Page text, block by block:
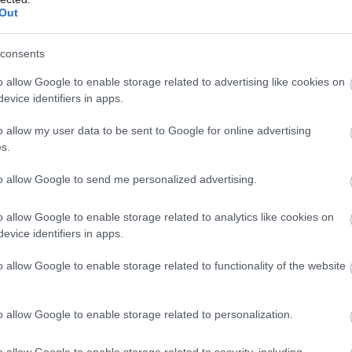
allow Google to enable storage related to advertising like cookies on
identifiers in apps.
allow my user data to be sent to Google for online advertising
allow Google to send me personalized advertising.
allow Google to enable storage related to analytics like cookies on
identifiers in apps.
allow Google to enable storage related to functionality of the website
allow Google to enable storage related to personalization.